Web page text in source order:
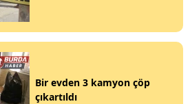
Bir evden 3 kamyon çöp
çıkartıldı